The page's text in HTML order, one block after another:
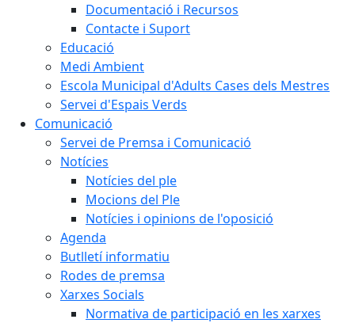
Documentació i Recursos
Contacte i Suport
Educació
Medi Ambient
Escola Municipal d'Adults Cases dels Mestres
Servei d'Espais Verds
Comunicació
Servei de Premsa i Comunicació
Notícies
Notícies del ple
Mocions del Ple
Notícies i opinions de l'oposició
Agenda
Butlletí informatiu
Rodes de premsa
Xarxes Socials
Normativa de participació en les xarxes